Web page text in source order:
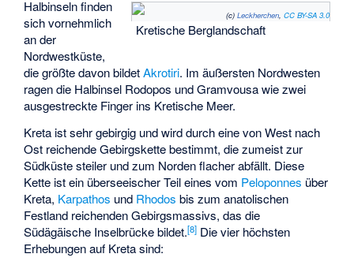
(c) Leckherchen, CC BY-SA 3.0
Kretische Berglandschaft
Halbinseln finden
sich vornehmlich
an der
Nordwestküste,
die größte davon bildetAkrotiri. Im äußersten Nordwesten
ragen die Halbinsel Rodopos undGramvousawie zwei
ausgestreckte Finger ins Kretische Meer.
Kreta ist sehr gebirgig und wird durch eine von West nach
Ost reichende Gebirgskette bestimmt, die zumeist zur
Südküste steiler und zum Norden flacher abfällt. Diese
Kette ist ein überseeischer Teil eines vom Peloponnes über
Kreta, Karpathos und Rhodos bis zum anatolischen
Festland reichenden Gebirgsmassivs, das die
Südägäische Inselbrückebildet.[8] Die vier höchsten
Erhebungen auf Kreta sind: